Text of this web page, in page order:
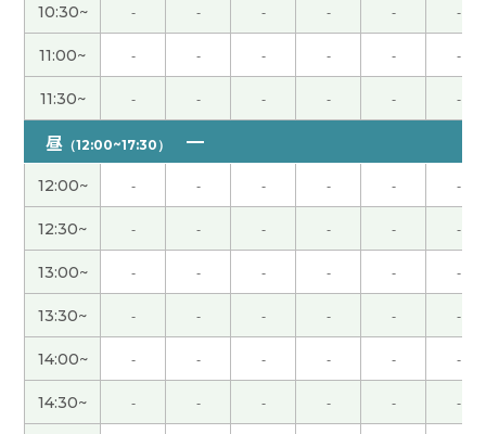
こちらこそありがとうございました。自分の発音
のどこを改善していけばいいのか、とてもよくわか
りました。早速、レッスンの時に先生にお願いし
て、チェックと直しをしてもらいました。頑張りま
す！あと、中国語の勉強が習慣化するように頑張り
ます！ありがとうございました。( 40代 女性 )
我把你介绍的中文课买的很快。 我每早学习那些的
中文课。 谢谢您。( 40代 男性 )
よいご報告が出来るよう、頑張ります！
質の高いアドバイスをいただき、ありがとうござい
ました。
10:30~ - - - - - -
11:00~ - - - - - -
11:30~ - - - - - -
昼 （12:00~17:30）
12:00~ - - - - - -
12:30~ - - - - - -
13:00~ - - - - - -
13:30~ - - - - - -
14:00~ - - - - - -
14:30~ - - - - - -